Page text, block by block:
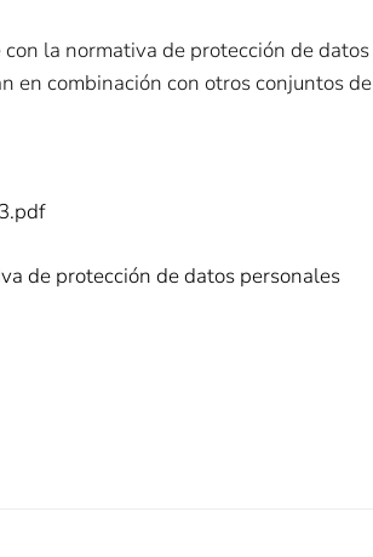
la normativa de protección de datos
en combinación con otros conjuntos de
de protección de datos personales